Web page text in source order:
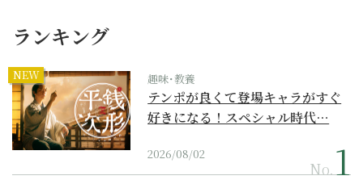
ランキング
NEW 趣味･教養
テンポが良くて登場キャラがすぐ
好きになる！スペシャル時代…
2026/08/02
No.